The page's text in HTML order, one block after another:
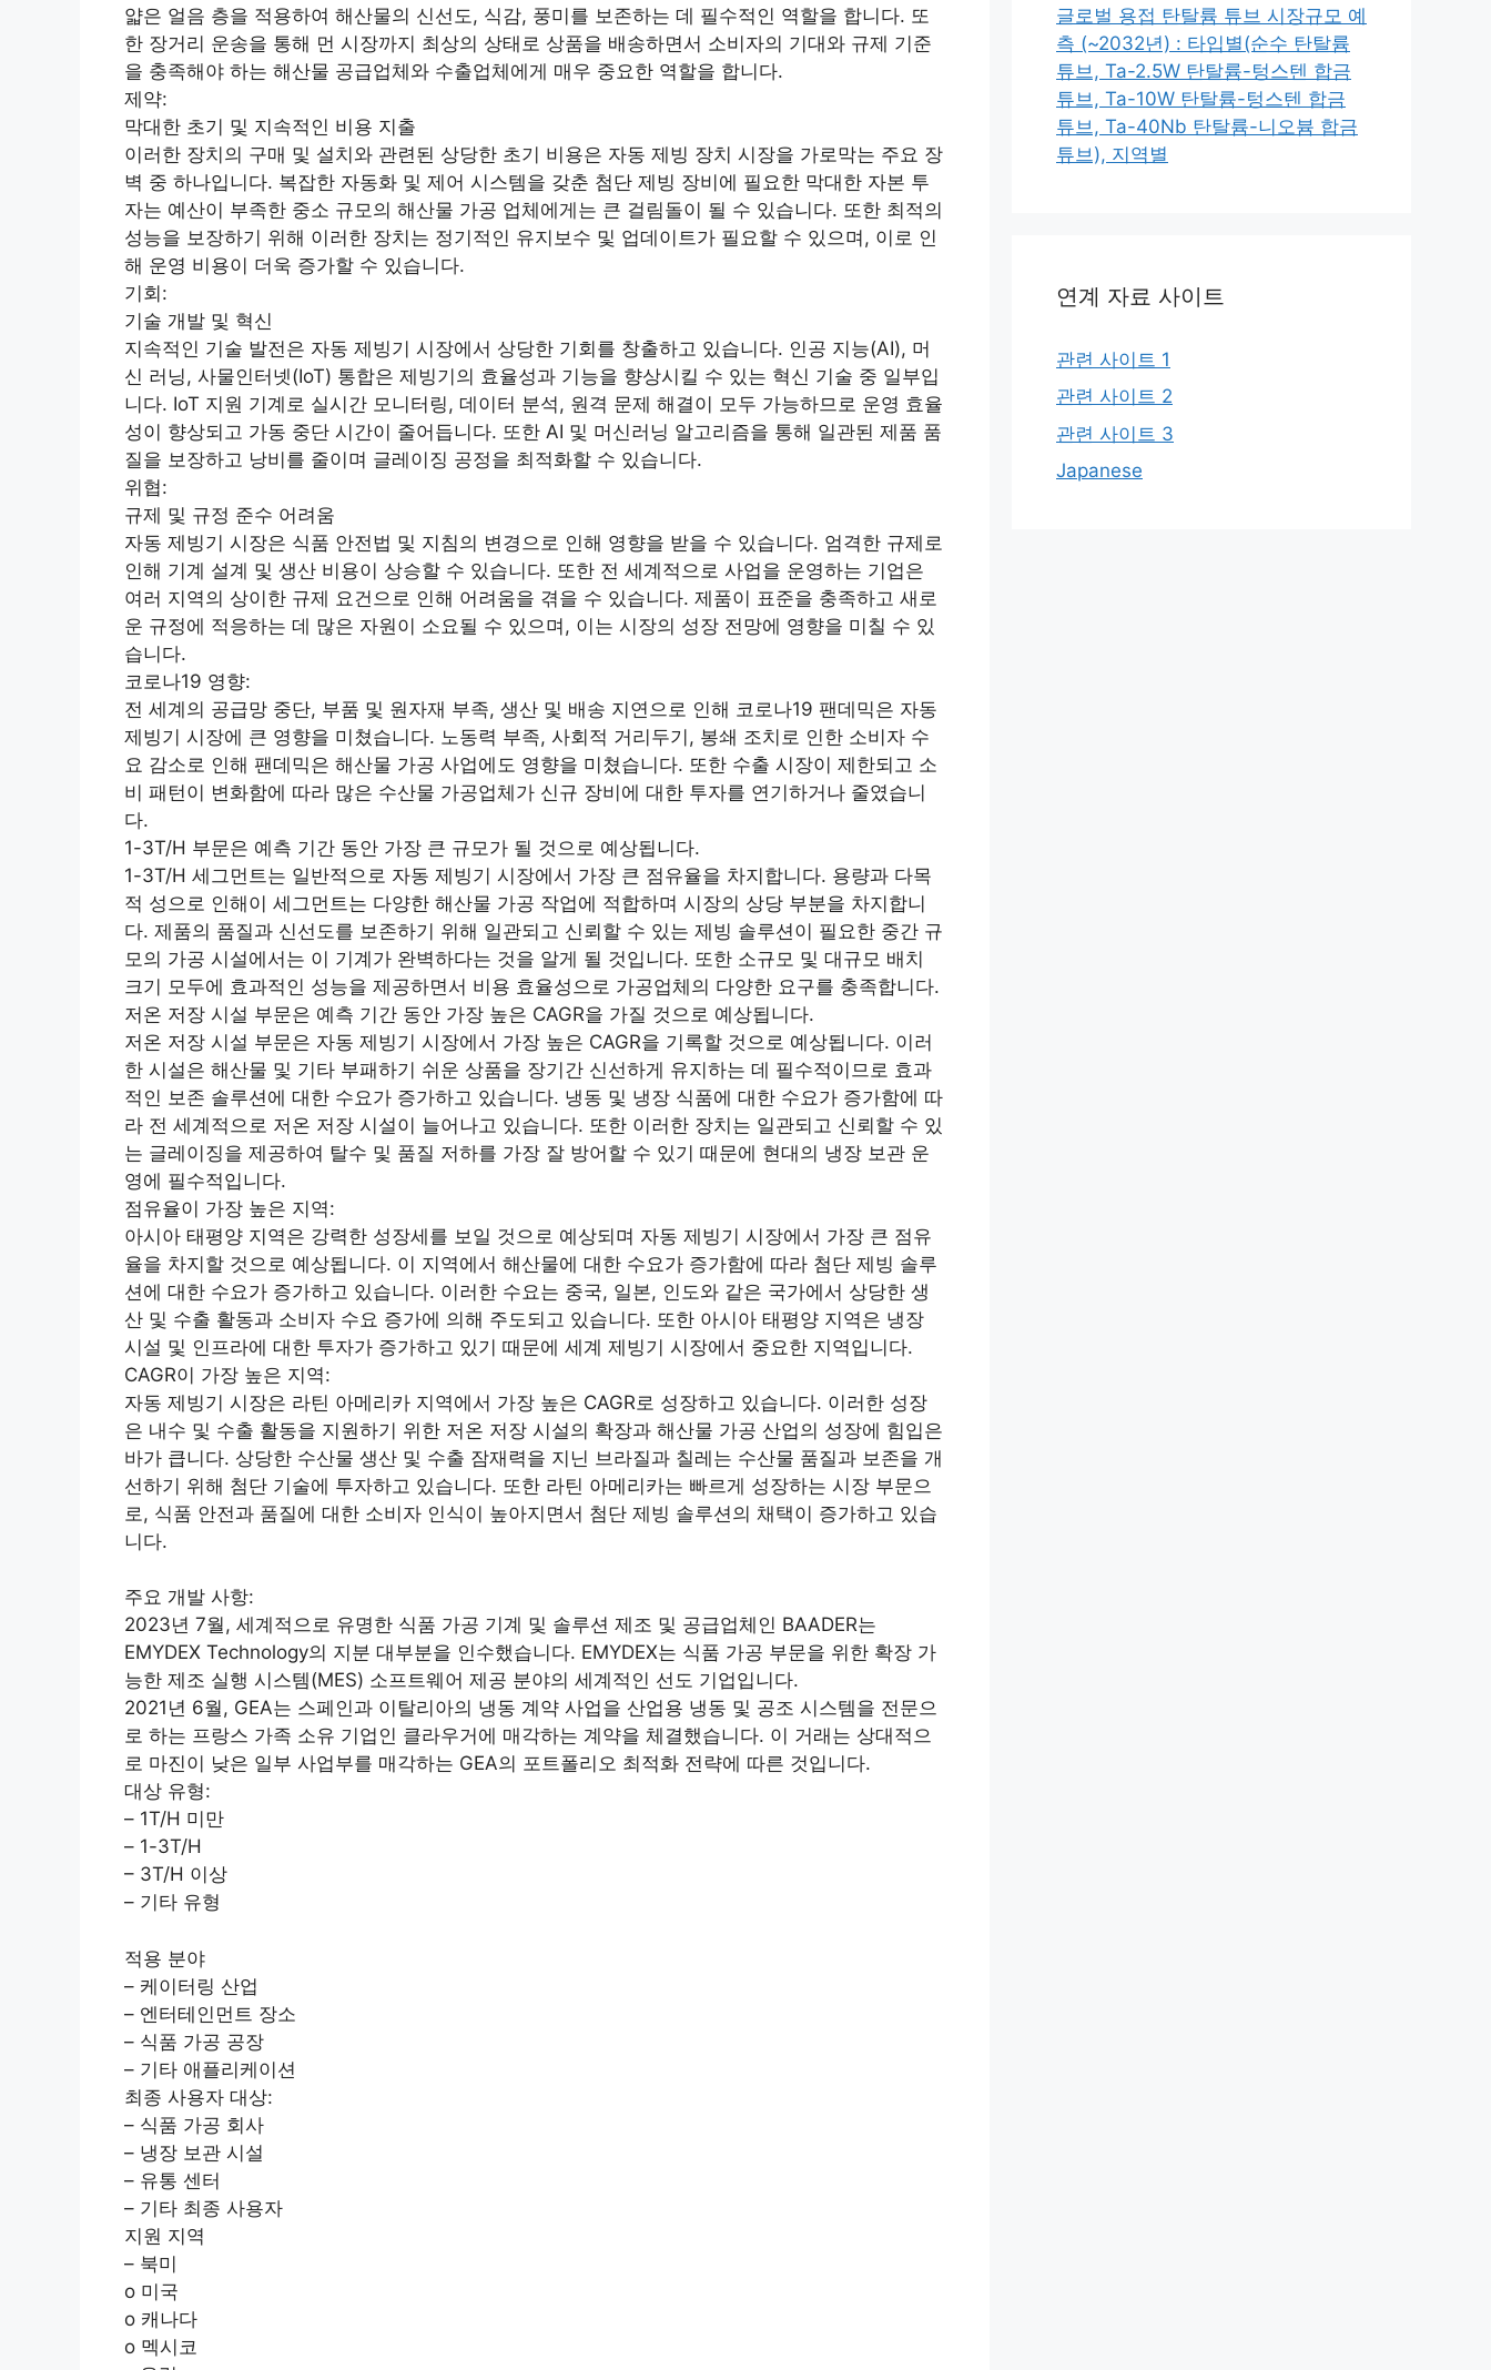
얇은 얼음 층을 적용하여 해산물의 신선도, 식감, 풍미를 보존하는 데 필수적인 역할을 합니다. 또
한 장거리 운송을 통해 먼 시장까지 최상의 상태로 상품을 배송하면서 소비자의 기대와 규제 기준
을 충족해야 하는 해산물 공급업체와 수출업체에게 매우 중요한 역할을 합니다.
제약:
막대한 초기 및 지속적인 비용 지출
이러한 장치의 구매 및 설치와 관련된 상당한 초기 비용은 자동 제빙 장치 시장을 가로막는 주요 장
벽 중 하나입니다. 복잡한 자동화 및 제어 시스템을 갖춘 첨단 제빙 장비에 필요한 막대한 자본 투
자는 예산이 부족한 중소 규모의 해산물 가공 업체에게는 큰 걸림돌이 될 수 있습니다. 또한 최적의
성능을 보장하기 위해 이러한 장치는 정기적인 유지보수 및 업데이트가 필요할 수 있으며, 이로 인
해 운영 비용이 더욱 증가할 수 있습니다.
기회:
기술 개발 및 혁신
지속적인 기술 발전은 자동 제빙기 시장에서 상당한 기회를 창출하고 있습니다. 인공 지능(AI), 머
신 러닝, 사물인터넷(IoT) 통합은 제빙기의 효율성과 기능을 향상시킬 수 있는 혁신 기술 중 일부입
니다. IoT 지원 기계로 실시간 모니터링, 데이터 분석, 원격 문제 해결이 모두 가능하므로 운영 효율
성이 향상되고 가동 중단 시간이 줄어듭니다. 또한 AI 및 머신러닝 알고리즘을 통해 일관된 제품 품
질을 보장하고 낭비를 줄이며 글레이징 공정을 최적화할 수 있습니다.
위협:
규제 및 규정 준수 어려움
자동 제빙기 시장은 식품 안전법 및 지침의 변경으로 인해 영향을 받을 수 있습니다. 엄격한 규제로
인해 기계 설계 및 생산 비용이 상승할 수 있습니다. 또한 전 세계적으로 사업을 운영하는 기업은
여러 지역의 상이한 규제 요건으로 인해 어려움을 겪을 수 있습니다. 제품이 표준을 충족하고 새로
운 규정에 적응하는 데 많은 자원이 소요될 수 있으며, 이는 시장의 성장 전망에 영향을 미칠 수 있
습니다.
코로나19 영향:
전 세계의 공급망 중단, 부품 및 원자재 부족, 생산 및 배송 지연으로 인해 코로나19 팬데믹은 자동
제빙기 시장에 큰 영향을 미쳤습니다. 노동력 부족, 사회적 거리두기, 봉쇄 조치로 인한 소비자 수
요 감소로 인해 팬데믹은 해산물 가공 사업에도 영향을 미쳤습니다. 또한 수출 시장이 제한되고 소
비 패턴이 변화함에 따라 많은 수산물 가공업체가 신규 장비에 대한 투자를 연기하거나 줄였습니
다.
1-3T/H 부문은 예측 기간 동안 가장 큰 규모가 될 것으로 예상됩니다.
1-3T/H 세그먼트는 일반적으로 자동 제빙기 시장에서 가장 큰 점유율을 차지합니다. 용량과 다목
적 성으로 인해이 세그먼트는 다양한 해산물 가공 작업에 적합하며 시장의 상당 부분을 차지합니
다. 제품의 품질과 신선도를 보존하기 위해 일관되고 신뢰할 수 있는 제빙 솔루션이 필요한 중간 규
모의 가공 시설에서는 이 기계가 완벽하다는 것을 알게 될 것입니다. 또한 소규모 및 대규모 배치
크기 모두에 효과적인 성능을 제공하면서 비용 효율성으로 가공업체의 다양한 요구를 충족합니다.
저온 저장 시설 부문은 예측 기간 동안 가장 높은 CAGR을 가질 것으로 예상됩니다.
저온 저장 시설 부문은 자동 제빙기 시장에서 가장 높은 CAGR을 기록할 것으로 예상됩니다. 이러
한 시설은 해산물 및 기타 부패하기 쉬운 상품을 장기간 신선하게 유지하는 데 필수적이므로 효과
적인 보존 솔루션에 대한 수요가 증가하고 있습니다. 냉동 및 냉장 식품에 대한 수요가 증가함에 따
라 전 세계적으로 저온 저장 시설이 늘어나고 있습니다. 또한 이러한 장치는 일관되고 신뢰할 수 있
는 글레이징을 제공하여 탈수 및 품질 저하를 가장 잘 방어할 수 있기 때문에 현대의 냉장 보관 운
영에 필수적입니다.
점유율이 가장 높은 지역:
아시아 태평양 지역은 강력한 성장세를 보일 것으로 예상되며 자동 제빙기 시장에서 가장 큰 점유
율을 차지할 것으로 예상됩니다. 이 지역에서 해산물에 대한 수요가 증가함에 따라 첨단 제빙 솔루
션에 대한 수요가 증가하고 있습니다. 이러한 수요는 중국, 일본, 인도와 같은 국가에서 상당한 생
산 및 수출 활동과 소비자 수요 증가에 의해 주도되고 있습니다. 또한 아시아 태평양 지역은 냉장
시설 및 인프라에 대한 투자가 증가하고 있기 때문에 세계 제빙기 시장에서 중요한 지역입니다.
CAGR이 가장 높은 지역:
자동 제빙기 시장은 라틴 아메리카 지역에서 가장 높은 CAGR로 성장하고 있습니다. 이러한 성장
은 내수 및 수출 활동을 지원하기 위한 저온 저장 시설의 확장과 해산물 가공 산업의 성장에 힘입은
바가 큽니다. 상당한 수산물 생산 및 수출 잠재력을 지닌 브라질과 칠레는 수산물 품질과 보존을 개
선하기 위해 첨단 기술에 투자하고 있습니다. 또한 라틴 아메리카는 빠르게 성장하는 시장 부문으
로, 식품 안전과 품질에 대한 소비자 인식이 높아지면서 첨단 제빙 솔루션의 채택이 증가하고 있습
니다.
주요 개발 사항:
2023년 7월, 세계적으로 유명한 식품 가공 기계 및 솔루션 제조 및 공급업체인 BAADER는
EMYDEX Technology의 지분 대부분을 인수했습니다. EMYDEX는 식품 가공 부문을 위한 확장 가
능한 제조 실행 시스템(MES) 소프트웨어 제공 분야의 세계적인 선도 기업입니다.
2021년 6월, GEA는 스페인과 이탈리아의 냉동 계약 사업을 산업용 냉동 및 공조 시스템을 전문으
로 하는 프랑스 가족 소유 기업인 클라우거에 매각하는 계약을 체결했습니다. 이 거래는 상대적으
로 마진이 낮은 일부 사업부를 매각하는 GEA의 포트폴리오 최적화 전략에 따른 것입니다.
대상 유형:
– 1T/H 미만
– 1-3T/H
– 3T/H 이상
– 기타 유형
적용 분야
– 케이터링 산업
– 엔터테인먼트 장소
– 식품 가공 공장
– 기타 애플리케이션
최종 사용자 대상:
– 식품 가공 회사
– 냉장 보관 시설
– 유통 센터
– 기타 최종 사용자
지원 지역
– 북미
o 미국
o 캐나다
o 멕시코
글로벌 용접 탄탈륨 튜브 시장규모 예
측 (~2032년) : 타입별(순수 탄탈륨
튜브, Ta-2.5W 탄탈륨-텅스텐 합금
튜브, Ta-10W 탄탈륨-텅스텐 합금
튜브, Ta-40Nb 탄탈륨-니오븀 합금
튜브), 지역별
연계 자료 사이트
관련 사이트 1
관련 사이트 2
관련 사이트 3
Japanese